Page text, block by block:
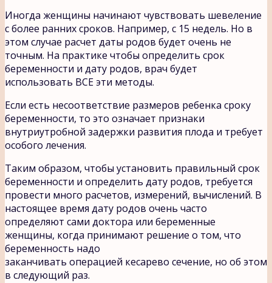
Иногда женщины начинают чувствовать шевеление
с более ранних сроков. Например, с 15 недель. Но в
этом случае расчет даты родов будет очень не
точным. На практике чтобы определить срок
беременности и дату родов, врач будет
использовать ВСЕ эти методы.
Если есть несоответствие размеров ребенка сроку
беременности, то это означает признаки
внутриутробной задержки развития плода и требует
особого лечения.
Таким образом, чтобы установить правильный срок
беременности и определить дату родов, требуется
провести много расчетов, измерений, вычислений. В
настоящее время дату родов очень часто
определяют сами доктора или беременные
женщины, когда принимают решение о том, что
беременность надо
заканчивать операцией кесарево сечение, но об этом
в следующий раз.